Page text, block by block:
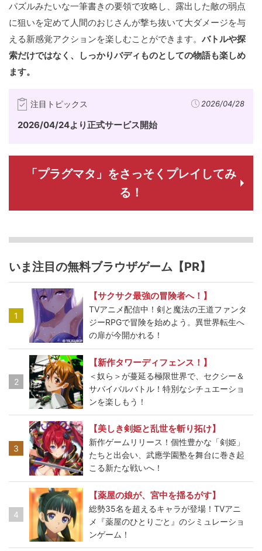
パズルみたいな一筆書きの要領で攻略し、露出した敵の弱点
に狙いを定めて人間のおじさんが撃ち抜いて大ダメージを与
える新感覚アクションを楽しむことができます。 バトルや探
索だけではなく、しっかりバディものとしての物語も楽しめ
ます。
注目トピックス 2026/04/28
2026/04/24より正式サービス開始
「プラグマタ」をさっそくプレイしてみ
る！
いま注目の無料ブラウザゲーム【PR】
1
【サクサク最強の冒険者へ！】
TVアニメ配信中！剣と魔法の王道ファンタ
ジーRPGで冒険を始めよう。異世界転生へ
の扉が今開かれる！
2
【新作タワーディフェンス！】
＜奴ら＞が蔓延る極限世界で、セクシー＆
サバイバルバトル！特別なシチュエーショ
ンを楽しもう！
3
【美しき剣姫と乱世を斬り拓け】
新作ゲームリリース！個性豊かな「剣姫」
たちと出会い、武應学園塾を舞台に巻き起
こる新たな戦いへ！
4
【薬屋の娘が、宮中を揺るがす】
総勢35名を超えるキャラが登場！TVアニ
メ『薬屋のひとりごと』のシミュレーショ
ンゲーム！